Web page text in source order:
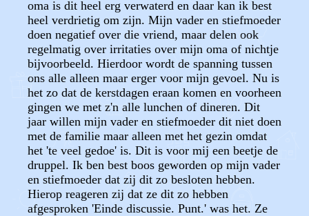
oma is dit heel erg verwaterd en daar kan ik best
heel verdrietig om zijn. Mijn vader en stiefmoeder
doen negatief over die vriend, maar delen ook
regelmatig over irritaties over mijn oma of nichtje
bijvoorbeeld. Hierdoor wordt de spanning tussen
ons alle alleen maar erger voor mijn gevoel. Nu is
het zo dat de kerstdagen eraan komen en voorheen
gingen we met z'n alle lunchen of dineren. Dit
jaar willen mijn vader en stiefmoeder dit niet doen
met de familie maar alleen met het gezin omdat
het 'te veel gedoe' is. Dit is voor mij een beetje de
druppel. Ik ben best boos geworden op mijn vader
en stiefmoeder dat zij dit zo besloten hebben.
Hierop reageren zij dat ze dit zo hebben
afgesproken 'Einde discussie. Punt.' was het. Ze